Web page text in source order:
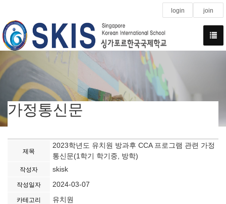
login join
가정통신문
제목
2023학년도 유치원 방과후 CCA 프로그램 관련 가정
통신문(1학기 학기중, 방학)
작성자 skisk
작성일자 2024-03-07
카테고리 유치원